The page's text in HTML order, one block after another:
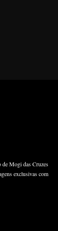
de Mogi das Cruzes
exclusivas com